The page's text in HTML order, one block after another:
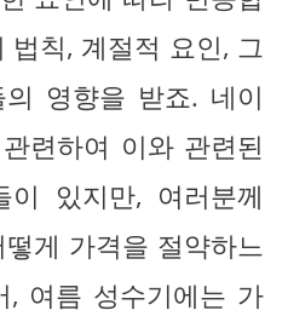
법칙, 계절적 요인, 그
영향을 받죠. 네이
련하여 이와 관련된
이 있지만, 여러분께
게 가격을 절약하느
, 여름 성수기에는 가